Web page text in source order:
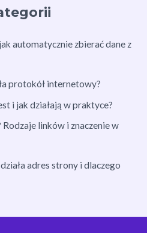
automatycznie zbierać dane z
protokół internetowy?
i jak działają w praktyce?
Rodzaje linków i znaczenie w
adres strony i dlaczego